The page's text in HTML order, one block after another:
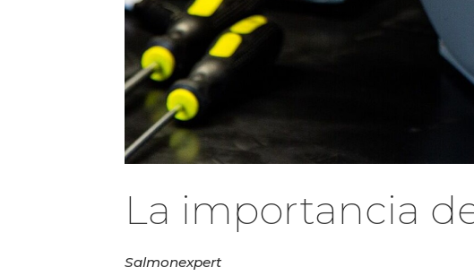
La importancia
Salmonexpert